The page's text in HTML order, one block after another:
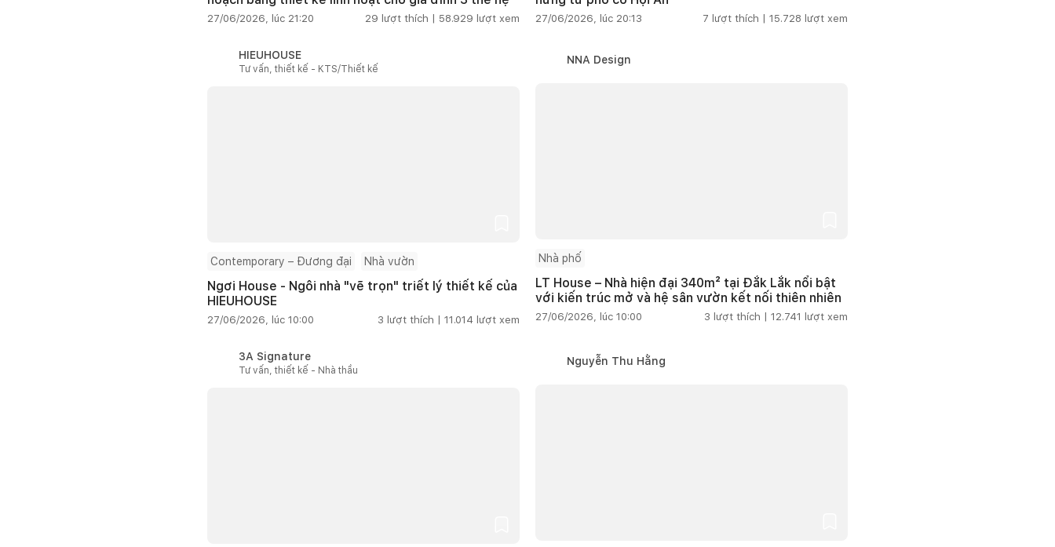
27/06/2026, lúc 21:20 29 lượt thích | 58.929 lượt xem 27/06/2026, lúc 20:13 7 lượt thích | 15.728 lượt xem
HIEUHOUSE
Tư vấn, thiết kế - KTS/Thiết kế
Contemporary – Đương đại Nhà vườn
Ngơi House - Ngôi nhà "vẽ trọn" triết lý thiết kế của
HIEUHOUSE
27/06/2026, lúc 10:00 3 lượt thích | 11.014 lượt xem
NNA Design
Nhà phố
LT House – Nhà hiện đại 340m² tại Đắk Lắk nổi bật
với kiến trúc mở và hệ sân vườn kết nối thiên nhiên
27/06/2026, lúc 10:00 3 lượt thích | 12.741 lượt xem
3A Signature
Tư vấn, thiết kế - Nhà thầu
Nguyễn Thu Hằng